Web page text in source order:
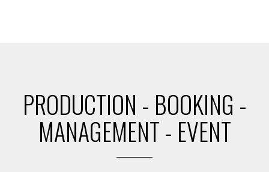
PRODUCTION - BOOKING -
MANAGEMENT - EVENT